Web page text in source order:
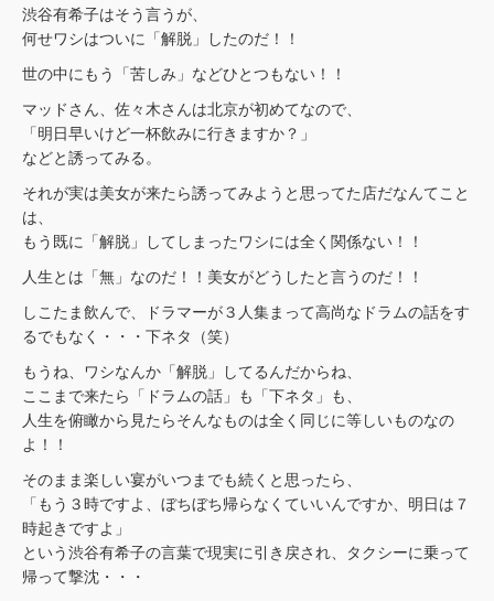
渋谷有希子はそう言うが、
何せワシはついに「解脱」したのだ！！
世の中にもう「苦しみ」などひとつもない！！
マッドさん、佐々木さんは北京が初めてなので、
「明日早いけど一杯飲みに行きますか？」
などと誘ってみる。
それが実は美女が来たら誘ってみようと思ってた店だなんてこと
は、
もう既に「解脱」してしまったワシには全く関係ない！！
人生とは「無」なのだ！！美女がどうしたと言うのだ！！
しこたま飲んで、ドラマーが３人集まって高尚なドラムの話をす
るでもなく・・・下ネタ（笑）
もうね、ワシなんか「解脱」してるんだからね、
ここまで来たら「ドラムの話」も「下ネタ」も、
人生を俯瞰から見たらそんなものは全く同じに等しいものなの
よ！！
そのまま楽しい宴がいつまでも続くと思ったら、
「もう３時ですよ、ぼちぼち帰らなくていいんですか、明日は７
時起きですよ」
という渋谷有希子の言葉で現実に引き戻され、タクシーに乗って
帰って撃沈・・・